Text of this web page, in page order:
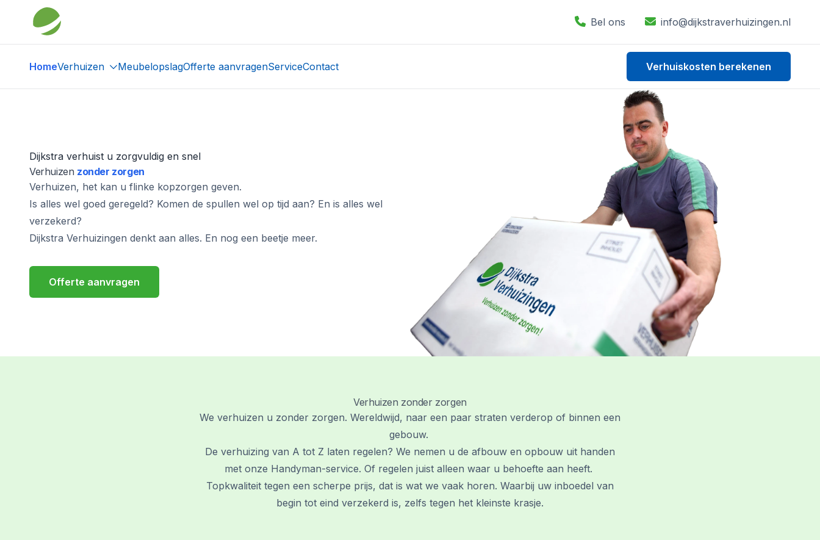
Bel ons info@dijkstraverhuizingen.nl
HomeVerhuizen MeubelopslagOfferte aanvragenServiceContact Verhuiskosten berekenen
Dijkstra verhuist u zorgvuldig en snel
Verhuizen zonder zorgen
Verhuizen, het kan u flinke kopzorgen geven.
Is alles wel goed geregeld? Komen de spullen wel op tijd aan? En is alles wel
verzekerd?
Dijkstra Verhuizingen denkt aan alles. En nog een beetje meer.
Offerte aanvragen
Verhuizen zonder zorgen
We verhuizen u zonder zorgen. Wereldwijd, naar een paar straten verderop of binnen een
gebouw.
De verhuizing van A tot Z laten regelen? We nemen u de afbouw en opbouw uit handen
met onze Handyman-service. Of regelen juist alleen waar u behoefte aan heeft.
Topkwaliteit tegen een scherpe prijs, dat is wat we vaak horen. Waarbij uw inboedel van
begin tot eind verzekerd is, zelfs tegen het kleinste krasje.